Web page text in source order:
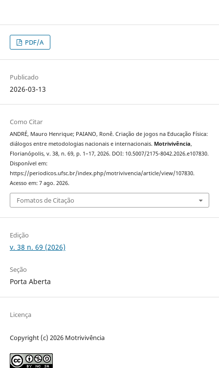
PDF/A
Publicado
2026-03-13
Como Citar
ANDRÉ, Mauro Henrique; PAIANO, Ronê. Criação de jogos na Educação Física:
diálogos entre metodologias nacionais e internacionais. Motrivivência,
Florianópolis, v. 38, n. 69, p. 1–17, 2026. DOI: 10.5007/2175-8042.2026.e107830.
Disponível em:
https://periodicos.ufsc.br/index.php/motrivivencia/article/view/107830.
Acesso em: 7 ago. 2026.
Fomatos de Citação
Edição
v. 38 n. 69 (2026)
Seção
Porta Aberta
Licença
Copyright (c) 2026 Motrivivência